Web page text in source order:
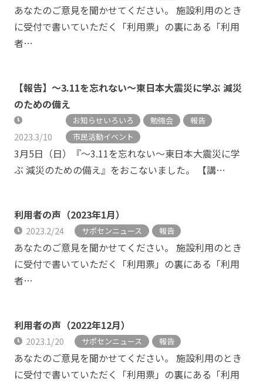
あなたのご意見を聞かせてください。 施設利用のとき
に受付で書いていただく「利用票」の裏にある「利用
者…
【報告】～3.11を忘れない～東日本大震災に学ぶ 減災
のための備え
2023.3/10
お知らせいろいろ 勉強会
報告
市民活動イベント
3月5日（日）『～3.11を忘れない～東日本大震災に学
ぶ 減災のための備え』をおこないました。 【講…
利用者の声（2023年1月）
2023.2/24 サポセンニュース 報告
あなたのご意見を聞かせてください。 施設利用のとき
に受付で書いていただく「利用票」の裏にある「利用
者…
利用者の声（2022年12月）
2023.1/20 サポセンニュース 報告
あなたのご意見を聞かせてください。 施設利用のとき
に受付で書いていただく「利用票」の裏にある「利用